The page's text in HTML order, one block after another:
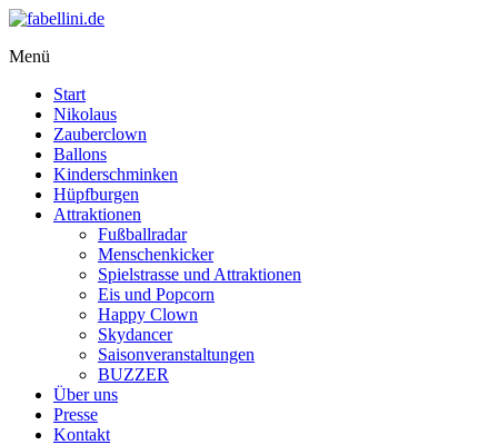
Zum
springen
fabellini.de
Spiel,
Spaß,
Zauberei
fabelhafte
Events
Menü
Start
Nikolaus
Zauberclown
Ballons
Kinderschminken
Hüpfburgen
Attraktionen
Fußballradar
Menschenkicker
Spielstrasse und Attraktionen
Eis und Popcorn
Happy Clown
Skydancer
Saisonveranstaltungen
BUZZER
Über uns
Presse
Kontakt